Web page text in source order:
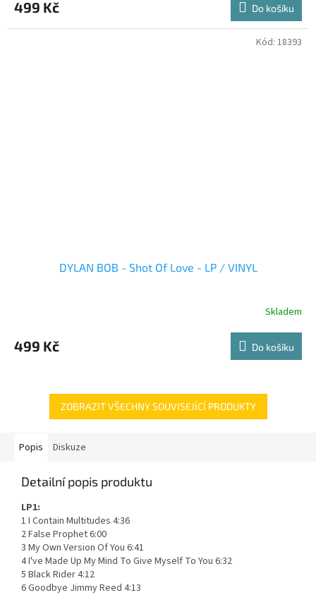
499 Kč Do košíku
DYLAN BOB - Shot Of Love - LP / VINYL
Skladem
499 Kč Do košíku
Kód: 18393
ZOBRAZIT VŠECHNY SOUVISEJÍCÍ PRODUKTY
Popis Diskuze
Detailní popis produktu
LP1:
1 I Contain Multitudes 4:36
2 False Prophet 6:00
3 My Own Version Of You 6:41
4 I've Made Up My Mind To Give Myself To You 6:32
5 Black Rider 4:12
6 Goodbye Jimmy Reed 4:13